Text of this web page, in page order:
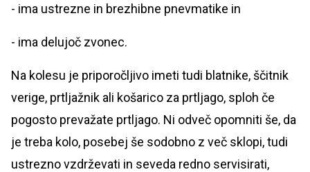
- ima ustrezne in brezhibne pnevmatike in
- ima delujoč zvonec.
Na kolesu je priporočljivo imeti tudi blatnike, ščitnik
verige, prtljažnik ali košarico za prtljago, sploh če
pogosto prevažate prtljago. Ni odveč opomniti še, da
je treba kolo, posebej še sodobno z več sklopi, tudi
ustrezno vzdrževati in seveda redno servisirati,